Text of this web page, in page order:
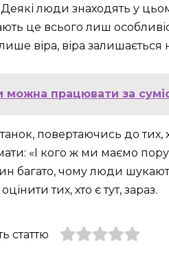
Деякі люди знаходять у
це всього лиш
віра, віра залишається
можна працювати за
повертаючись до
«І кого ж ми маємо
багато, чому люди
тих, хто є тут, зараз.
статтю